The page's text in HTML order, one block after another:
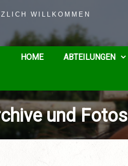
WILLKOMMEN
HOME ABTEILUNGEN
und Fotos